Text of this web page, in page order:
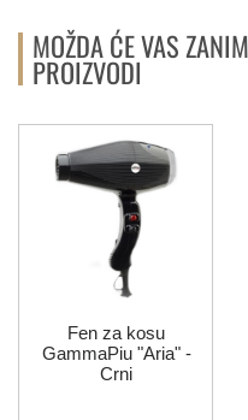
MOŽDA ĆE VAS
PROIZVODI
Fen za kosu
GammaPiu "Aria" -
Crni